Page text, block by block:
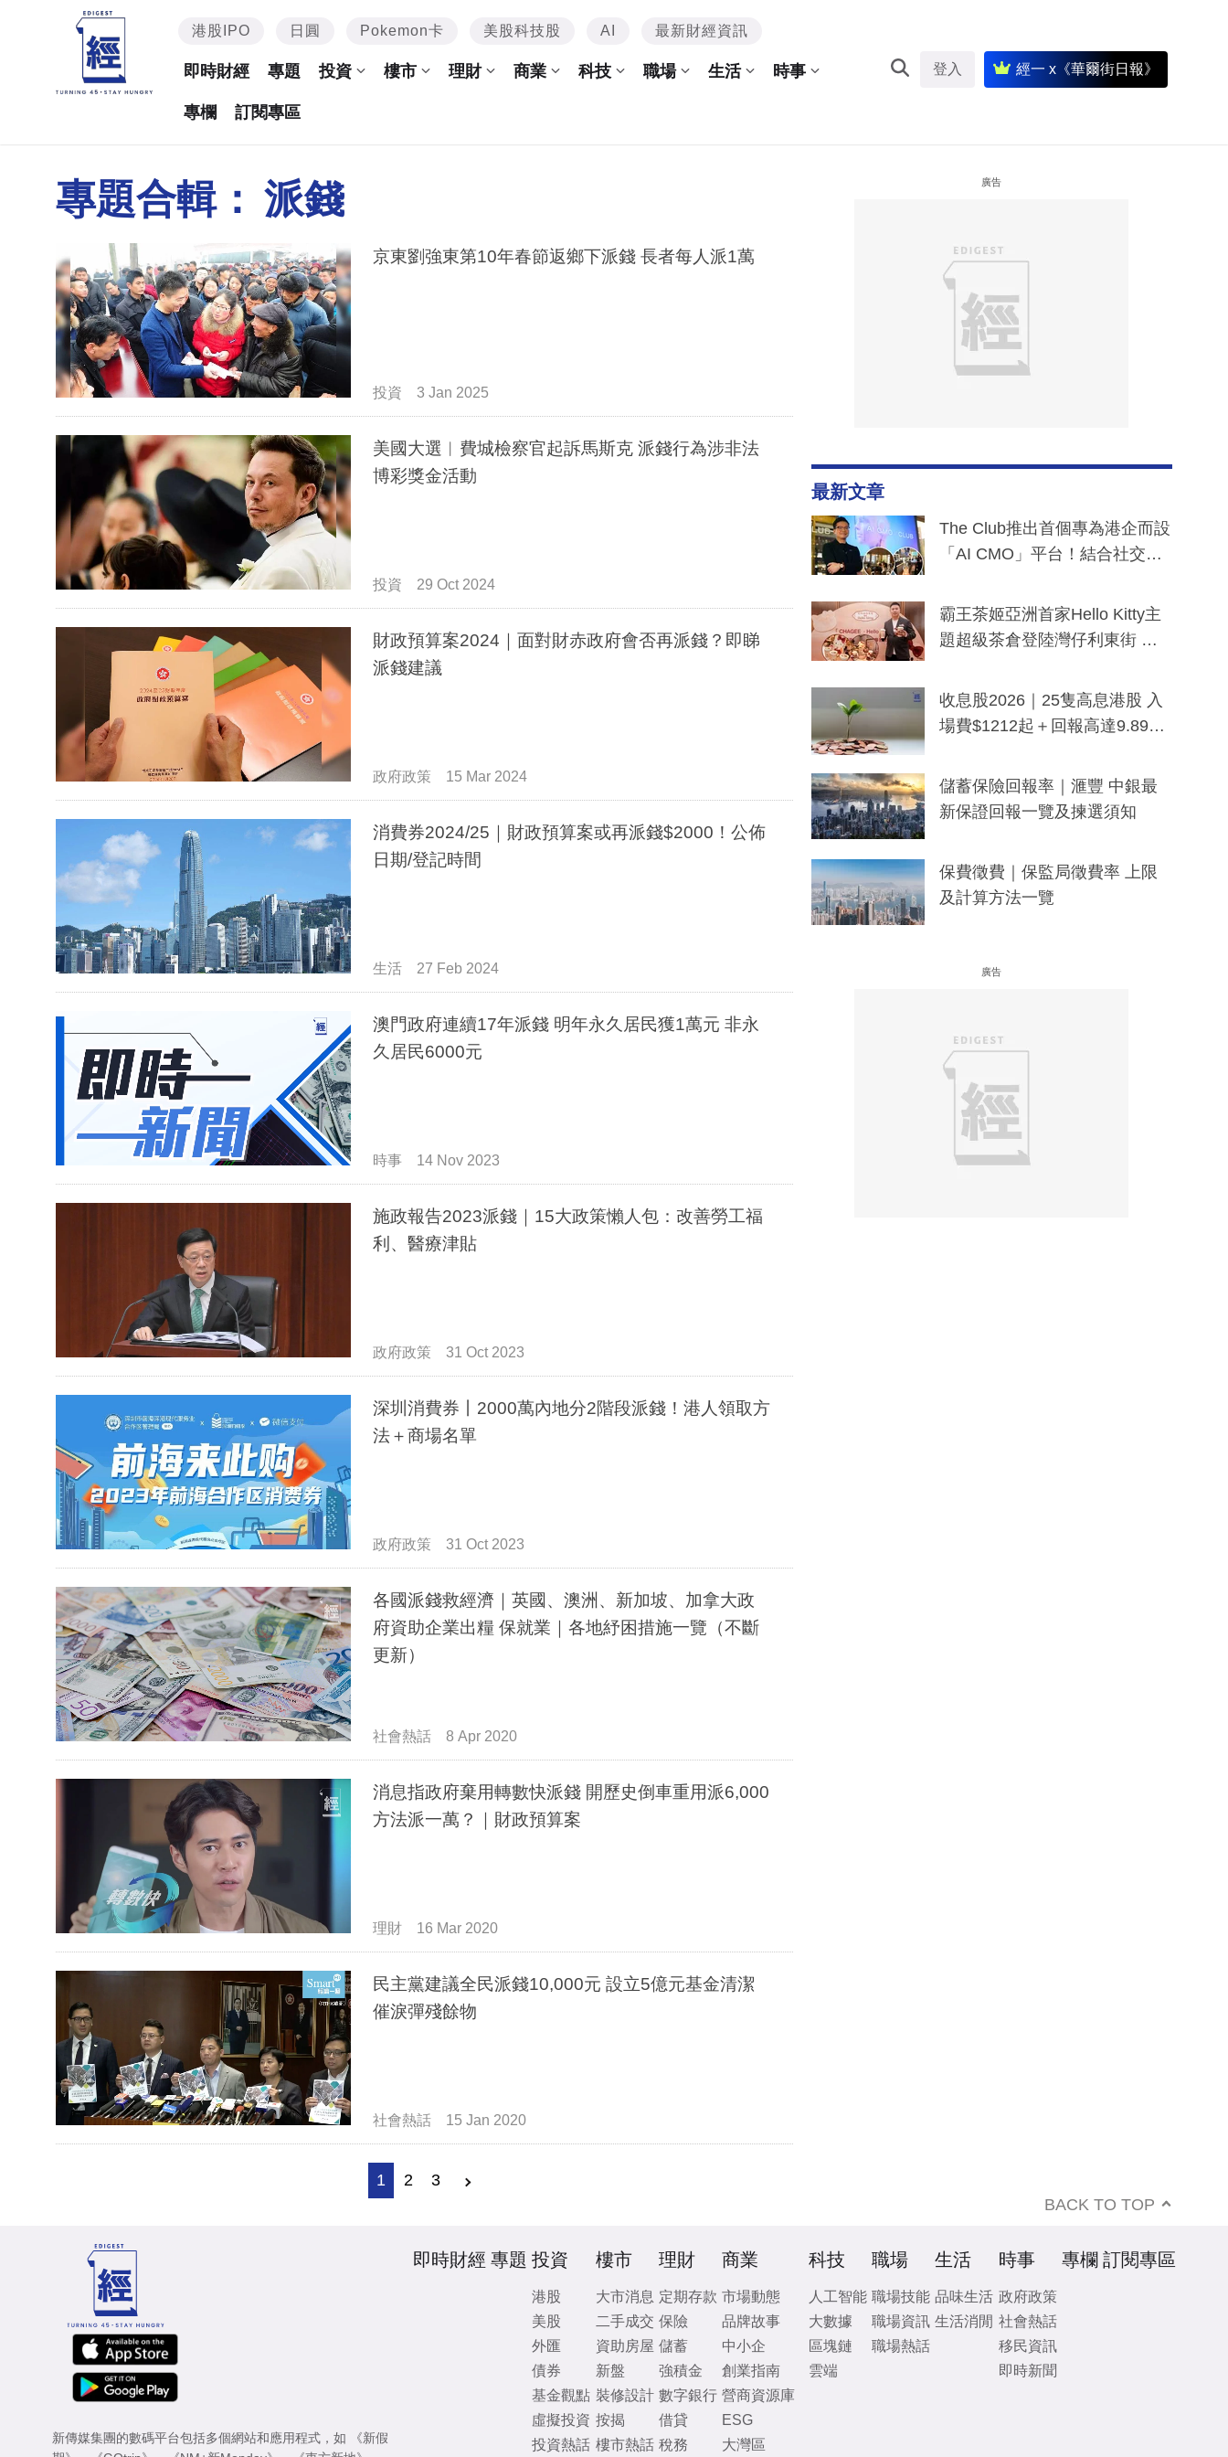
港股IPO 日圓 Pokemon卡 美股科技股 AI 最新財經資訊
即時財經 專題 投資 樓市 理財 商業 科技 職場 生活 時事
專欄 訂閱專區
登入 經一 x《華爾街日報》
專題合輯： 派錢
京東劉強東第10年春節返鄉下派錢 長者每人派1萬
投資 3 Jan 2025
美國大選︳費城檢察官起訴馬斯克 派錢行為涉非法
博彩獎金活動
投資 29 Oct 2024
財政預算案2024｜面對財赤政府會否再派錢？即睇
派錢建議
政府政策 15 Mar 2024
消費券2024/25｜財政預算案或再派錢$2000！公佈
日期/登記時間
生活 27 Feb 2024
澳門政府連續17年派錢 明年永久居民獲1萬元 非永
久居民6000元
時事 14 Nov 2023
施政報告2023派錢｜15大政策懶人包：改善勞工福
利、醫療津貼
政府政策 31 Oct 2023
深圳消費券丨2000萬內地分2階段派錢！港人領取方
法＋商場名單
政府政策 31 Oct 2023
各國派錢救經濟｜英國、澳洲、新加坡、加拿大政
府資助企業出糧 保就業｜各地紓困措施一覽（不斷
更新）
社會熱話 8 Apr 2020
消息指政府棄用轉數快派錢 開歷史倒車重用派6,000
方法派一萬？｜財政預算案
理財 16 Mar 2020
民主黨建議全民派錢10,000元 設立5億元基金清潔
催淚彈殘餘物
社會熱話 15 Jan 2020
1 2 3
廣告
最新文章
The Club推出首個專為港企而設
「AI CMO」平台！結合社交聆
分鐘生成「貼地」宣傳短片
霸王茶姬亞洲首家Hello Kitty主
題超級茶倉登陸灣仔利東街 推
y及香港限定特調系列
收息股2026｜25隻高息港股 入
場費$1212起＋回報高達9.89
儲蓄保險回報率｜滙豐 中銀最
新保證回報一覽及揀選須知
保費徵費｜保監局徵費率 上限
及計算方法一覽
廣告
BACK TO TOP
新傳媒集團的數碼平台包括多個網站和應用程式，如
《新假
即時財經 專題 投資
港股
美股
外匯
債券
基金觀點
虛擬投資
投資熱話
樓市
大市消息
二手成交
資助房屋
新盤
裝修設計
按揭
樓市熱話
理財
定期存款
保險
儲蓄
強積金
數字銀行
借貸
稅務
商業
市場動態
品牌故事
中小企
創業指南
營商資源庫
ESG
大灣區
科技
人工智能
大數據
區塊鏈
雲端
職場
職場技能
職場資訊
職場熱話
生活
品味生活
生活消閒
時事
政府政策
社會熱話
移民資訊
即時新聞
專欄 訂閱專區